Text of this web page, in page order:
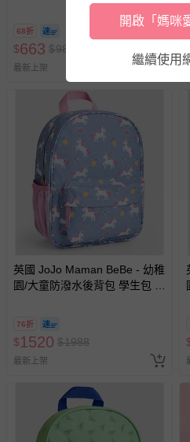
褲、紗布衣等）。
-接觸性孕哺產品（奶嘴
帶束縛衣、餐搖椅等）。
-其他原廠盒裝商品封口
示字句等說明貼紙、封條
國際航空、客運、訂房等
相關的退換貨辦理流程，可詳
其他常見問題：
運送服務：目前提供的運送僅
區，可能會無法配送，或須依
亦保留出貨與否的權利。離
費用，可能會另需加收。
商品實際的配達日期，可於
如您收到商品，請依正常流程
情形，您可申請更換新品或退
若您對於會員帳號、商品訂購
式、折價券與購物金的使用
問，你可詳見：
預購商品：預購為海外同步
68折
$663 $980
最新上架
英國 JoJo Maman BeBe - 幼稚
園/大童防潑水後背包 學生包 旅
76折
$1520 $1988
最新上架
開啟「媽咪
繼續使用